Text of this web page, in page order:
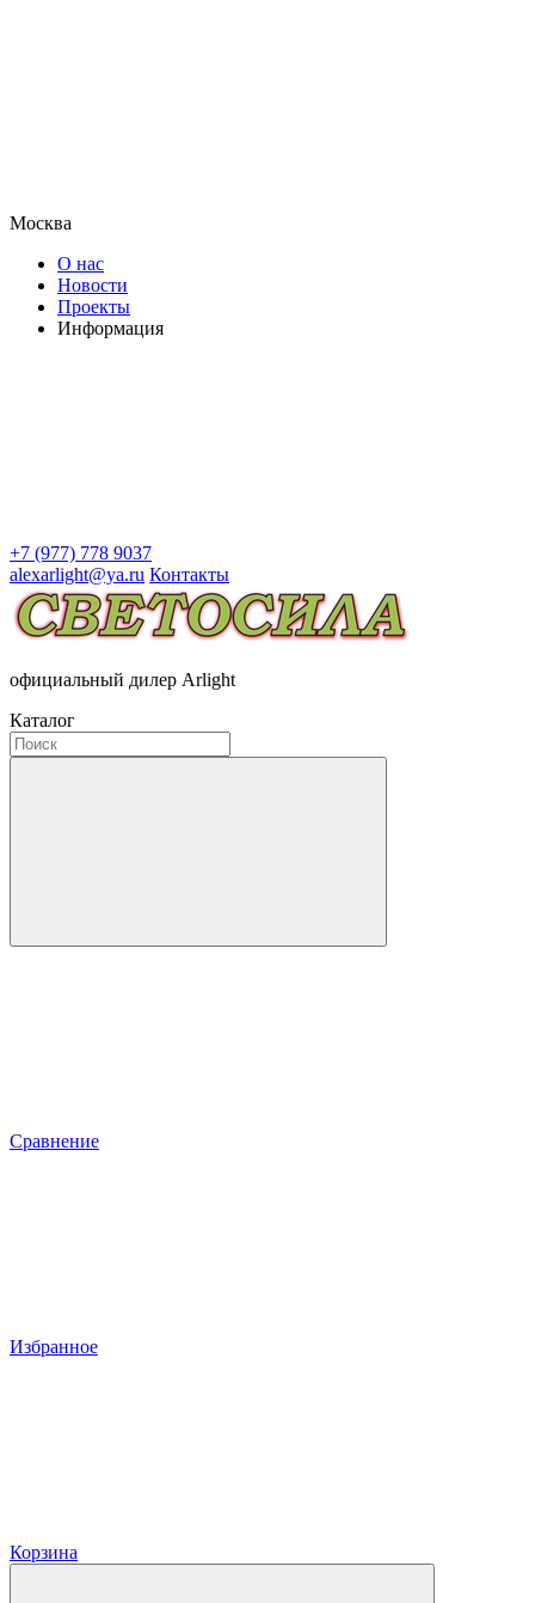
Москва
О нас
Новости
Проекты
Информация
+7 (977) 778 9037
alexarlight@ya.ru Контакты
официальный дилер Arlight
Каталог
Сравнение
Избранное
Корзина